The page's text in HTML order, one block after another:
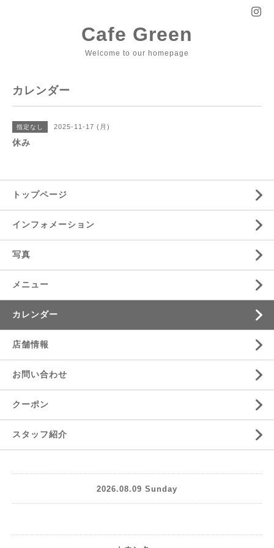
Cafe Green
Welcome to our homepage
カレンダー
指定なし 2025-11-17 (月)
休み
トップページ
インフォメーション
写真
メニュー
カレンダー
店舗情報
お問い合わせ
クーポン
スタッフ紹介
2026.08.09 Sunday